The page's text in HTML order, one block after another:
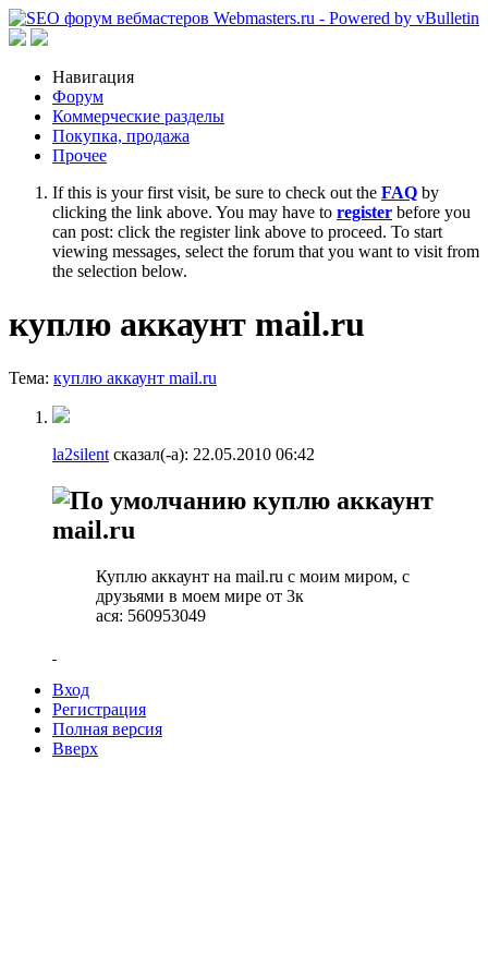
Навигация
Форум
Коммерческие разделы
Покупка, продажа
Прочее
If this is your first visit, be sure to check out the FAQ by
clicking the link above. You may have to register before you
can post: click the register link above to proceed. To start
viewing messages, select the forum that you want to visit from
the selection below.
куплю аккаунт mail.ru
Тема: куплю аккаунт mail.ru
la2silent сказал(-а): 22.05.2010 06:42
куплю аккаунт
mail.ru
Куплю аккаунт на mail.ru с моим миром, с
друзьями в моем мире от 3к
ася: 560953049
Вход
Регистрация
Полная версия
Вверх